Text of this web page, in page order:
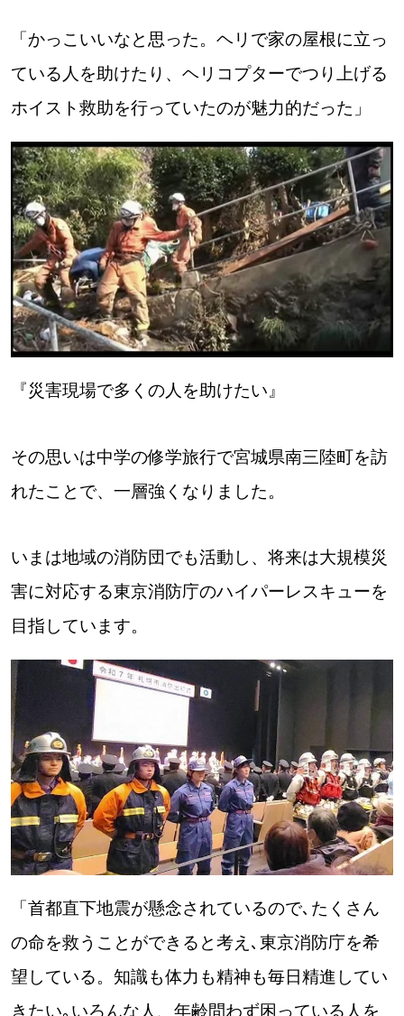
北海道で暮らす、あなたとつくる、
明日への”きっかけ”WEBマガジン
パートナーメディア Sitakkeパートナー
運営会社 広告掲載
情報提供・お問い合わせ 利用規約
プライバシーポリシー
閉じる
KEYWORD キーワード
Sitakke編集部あい
【いろんな価値観や生き方に触れたい】
Sitakke編集部 IKU 【まったり楽しみたい】
【暮らしの知恵を身につけたい】 札幌市
【札幌のお気に入りを見つけたい】
【道央のお気に入りを見つけたい】
【道北のお気に入りを見つけたい】
「かっこいいなと思った。ヘリで家の屋根に立っ
ている人を助けたり、ヘリコプターでつり上げる
ホイスト救助を行っていたのが魅力的だった」
『災害現場で多くの人を助けたい』
その思いは中学の修学旅行で宮城県南三陸町を訪
れたことで、一層強くなりました。
いまは地域の消防団でも活動し、将来は大規模災
害に対応する東京消防庁のハイパーレスキューを
目指しています。
「首都直下地震が懸念されているので､たくさん
の命を救うことができると考え､東京消防庁を希
望している。知識も体力も精神も毎日精進してい
きたい｡いろんな人、年齢問わず困っている人を